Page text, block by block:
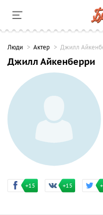
Люди Актер Джилл
Джилл Айкенберри
+15 +15